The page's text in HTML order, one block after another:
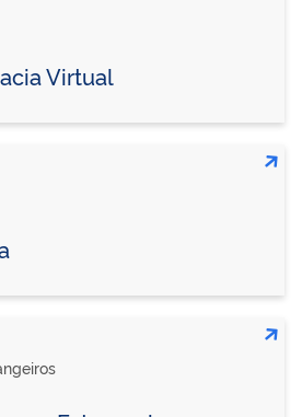
Virtual